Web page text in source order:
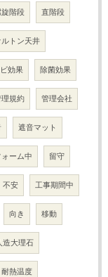
階段 直階段
ルトン天井
効果 除菌効果
規約 管理会社
遮音マット
ォーム中 留守
不安 工事期間中
向き 移動
造大理石
耐熱温度